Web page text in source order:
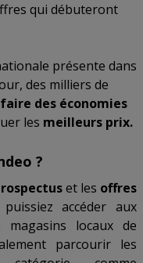
qui débuteront
présente dans
des milliers de
faire des économies
les meilleurs prix.
?
et les offres
accéder aux
magasins locaux de
parcourir les